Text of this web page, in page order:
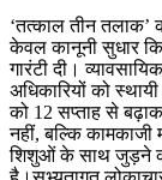
‘तत्काल तीन तलाक’
केवल कानूनी सुधार
गारंटी दी।
अधिकारियों को
को 12 सप्ताह से
नहीं, बल्कि कामकाजी
शिशुओं के साथ जुड़ने की